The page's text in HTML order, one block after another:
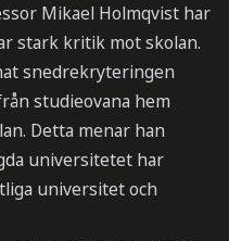
Mikael Holmqvist har
stark kritik mot skolan.
snedrekryteringen
studieovana hem
Detta menar han
universitetet har
universitet och